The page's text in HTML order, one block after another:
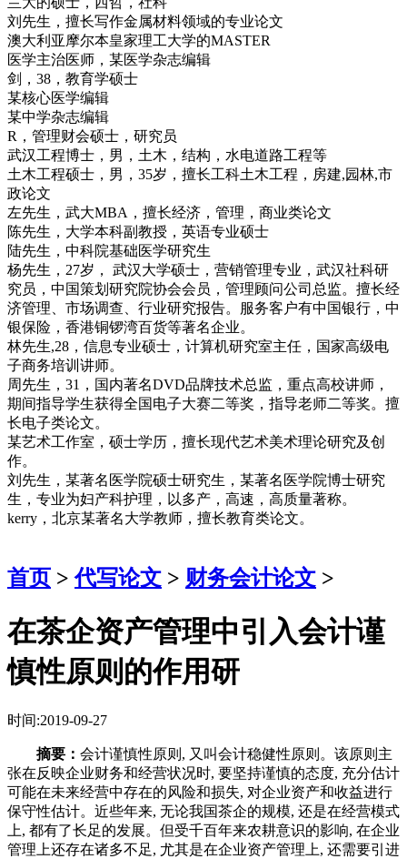
刘先生，擅长写作金属材料领域的专业论文
澳大利亚摩尔本皇家理工大学的MASTER
医学主治医师，某医学杂志编辑
剑，38，教育学硕士
某核心医学编辑
某中学杂志编辑
R，管理财会硕士，研究员
武汉工程博士，男，土木，结构，水电道路工程等
土木工程硕士，男，35岁，擅长工科土木工程，房建,园林,市
政论文
左先生，武大MBA，擅长经济，管理，商业类论文
陈先生，大学本科副教授，英语专业硕士
陆先生，中科院基础医学研究生
杨先生，27岁， 武汉大学硕士，营销管理专业，武汉社科研
究员，中国策划研究院协会会员，管理顾问公司总监。擅长经
济管理、市场调查、行业研究报告。服务客户有中国银行，中
银保险，香港铜锣湾百货等著名企业。
林先生,28，信息专业硕士，计算机研究室主任，国家高级电
子商务培训讲师。
周先生，31，国内著名DVD品牌技术总监，重点高校讲师，
期间指导学生获得全国电子大赛二等奖，指导老师二等奖。擅
长电子类论文。
某艺术工作室，硕士学历，擅长现代艺术美术理论研究及创
作。
刘先生，某著名医学院硕士研究生，某著名医学院博士研究
生，专业为妇产科护理，以多产，高速，高质量著称。
kerry，北京某著名大学教师，擅长教育类论文。
首页 >代写论文 > 财务会计论文 >
在茶企资产管理中引入会计谨
慎性原则的作用研
时间:2019-09-27
摘要： 会计谨慎性原则, 又叫会计稳健性原则。该原则主
张在反映企业财务和经营状况时, 要坚持谨慎的态度, 充分估计
可能在未来经营中存在的风险和损失, 对企业资产和收益进行
保守性估计。近些年来, 无论我国茶企的规模, 还是在经营模式
上, 都有了长足的发展。但受千百年来农耕意识的影响, 在企业
管理上还存在诸多不足, 尤其是在企业资产管理上, 还需要引进